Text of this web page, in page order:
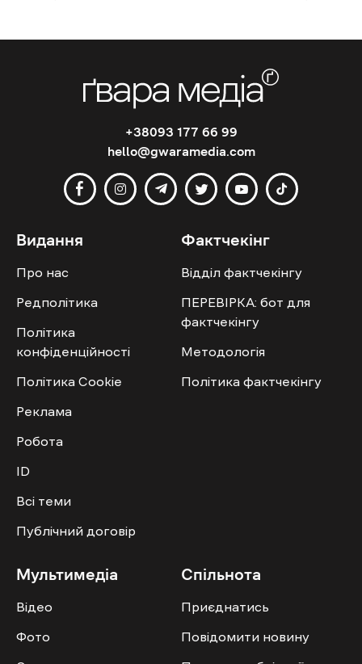
+38093 177 66 99
hello@gwaramedia.com
Видання
Про нас
Редполітика
Політика
конфіденційності
Політика Cookie
Реклама
Робота
ID
Всі теми
Публічний договір
Фактчекінг
Відділ фактчекінгу
ПЕРЕВІРКА: бот для
фактчекінгу
Методологія
Політика фактчекінгу
Мультимедіа
Відео
Фото
Спільнота
Приєднатись
Повідомити новину